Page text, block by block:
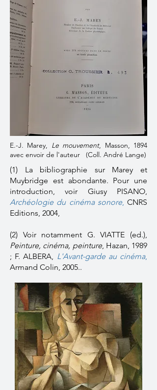
E.-J. Marey, Le mouvement, Masson, 1894
avec envoir de l'auteur (Coll. André Lange)
(1) La bibliographie sur Marey et
Muybridge est abondante. Pour une
introduction, voir Giusy PISANO,
Archéologie du cinéma sonore, CNRS
Editions, 2004,
(2) Voir notamment G. VIATTE (ed.),
Peinture, cinéma, peinture, Hazan, 1989
; F. ALBERA, L'Avant-garde au cinéma,
Armand Colin, 2005..